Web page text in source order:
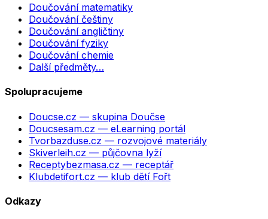
Doučování matematiky
Doučování češtiny
Doučování angličtiny
Doučování fyziky
Doučování chemie
Další předměty…
Spolupracujeme
Doucse.cz — skupina Doučse
Doucsesam.cz — eLearning portál
Tvorbazduse.cz — rozvojové materiály
Skiverleih.cz — půjčovna lyží
Receptybezmasa.cz — receptář
Klubdetifort.cz — klub dětí Fořt
Odkazy